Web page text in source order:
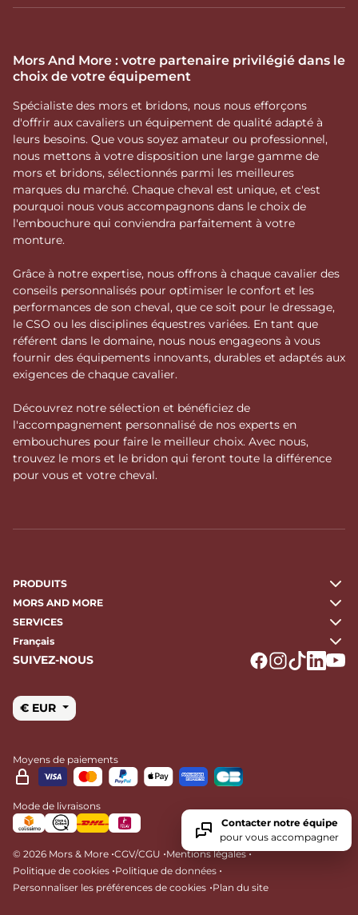
Mors And More : votre partenaire privilégié dans le
choix de votre équipement
Spécialiste des mors et bridons, nous nous efforçons
d'offrir aux cavaliers un équipement de qualité adapté à
leurs besoins. Que vous soyez amateur ou professionnel,
nous mettons à votre disposition une large gamme de
mors et bridons, sélectionnés parmi les meilleures
marques du marché. Chaque cheval est unique, et c'est
pourquoi nous vous accompagnons dans le choix de
l'embouchure qui conviendra parfaitement à votre
monture.
Grâce à notre expertise, nous offrons à chaque cavalier des
conseils personnalisés pour optimiser le confort et les
performances de son cheval, que ce soit pour le dressage,
le CSO ou les disciplines équestres variées. En tant que
référent dans le domaine, nous nous engageons à vous
fournir des équipements innovants, durables et adaptés aux
exigences de chaque cavalier.
Découvrez notre sélection et bénéficiez de
l'accompagnement personnalisé de nos experts en
embouchures pour faire le meilleur choix. Avec nous,
trouvez le mors et le bridon qui feront toute la différence
pour vous et votre cheval.
PRODUITS
MORS AND MORE
SERVICES
Français
SUIVEZ-NOUS
€ EUR
Moyens de paiements
Mode de livraisons
© 2026 Mors & More •CGV/CGU •Mentions légales•
Politique de cookies •Politique de données •
Personnaliser les préférences de cookies •Plan du site
Contacter notre équipe
pour vous accompagner